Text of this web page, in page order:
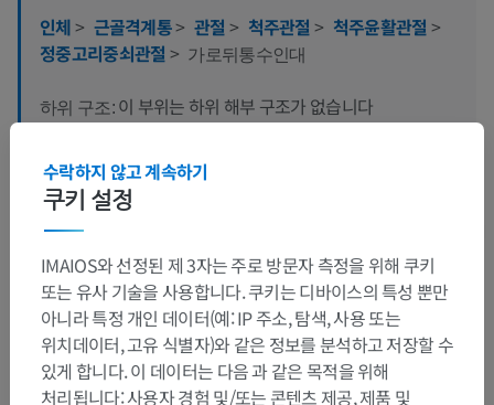
인체> 근골격계통> 관절 > 척주관절 > 척주윤활관절 >
정중고리중쇠관절 > 가로뒤통수인대
하위 구조: 이 부위는 하위 해부 구조가 없습니다
문제를 발견하셨나요?
수정이나, 번역 또는 콘텐츠 개선에 제안이 있으면 언제든
연락 주세요.
쿠키 설정
수락하지 않고 계속하기
IMAIOS와 선정된 제 3자는 주로 방문자 측정을 위해 쿠키
또는 유사 기술을 사용합니다. 쿠키는 디바이스의 특성 뿐만
아니라 특정 개인 데이터(예: IP 주소, 탐색, 사용 또는
위치데이터, 고유 식별자)와 같은 정보를 분석하고 저장할 수
있게 합니다. 이 데이터는 다음 과 같은 목적을 위해
처리됩니다: 사용자 경험 및/또는 콘텐츠 제공, 제품 및